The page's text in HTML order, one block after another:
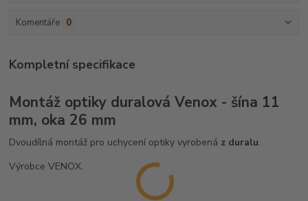
Komentáře 0
Kompletní specifikace
Montáž optiky duralová Venox - šína 11
mm, oka 26 mm
Dvoudílná montáž pro uchycení optiky vyrobená z duralu.
Výrobce VENOX.